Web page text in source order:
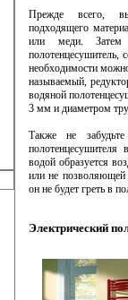
Прежде всего,
подходящего
или меди. Затем
полотенцесушитель,
необходимости
называемый,
водяной
3 мм и диаметром
Также не
полотенцесушителя
водой образуется
или не позволяющей
он не будет греть в
Электрический